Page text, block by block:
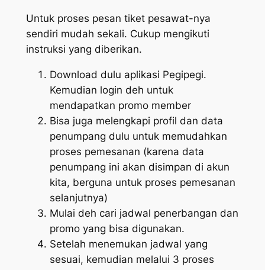
Untuk proses pesan tiket pesawat-nya
sendiri mudah sekali. Cukup mengikuti
instruksi yang diberikan.
Download dulu aplikasi Pegipegi.
Kemudian login deh untuk
mendapatkan promo member
Bisa juga melengkapi profil dan data
penumpang dulu untuk memudahkan
proses pemesanan (karena data
penumpang ini akan disimpan di akun
kita, berguna untuk proses pemesanan
selanjutnya)
Mulai deh cari jadwal penerbangan dan
promo yang bisa digunakan.
Setelah menemukan jadwal yang
sesuai, kemudian melalui 3 proses